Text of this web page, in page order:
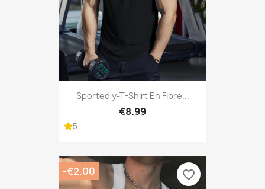
Sportedly-T-Shirt En Fibre...
€8.99
5
-€2.00 favorite_border